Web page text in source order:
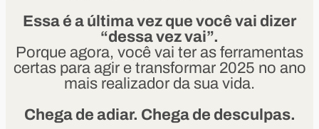
Essa é a última vez que você vai dizer
“dessa vez vai”.
Porque agora, você vai ter as ferramentas
certas para agir e transformar 2025 no ano
mais realizador da sua vida.
Chega de adiar. Chega de desculpas.